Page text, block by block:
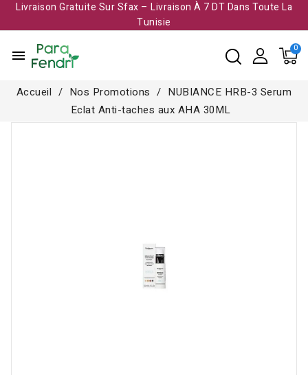
Livraison Gratuite Sur Sfax – Livraison À 7 DT Dans Toute La
Tunisie​
menu
Accueil Nos Promotions
NUBIANCE HRB-3 Serum
Eclat Anti-taches aux AHA 30ML